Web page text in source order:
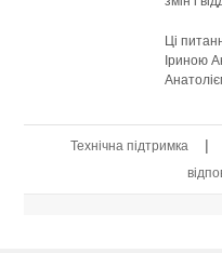
Ці
Іриною
Технічна підтримка |